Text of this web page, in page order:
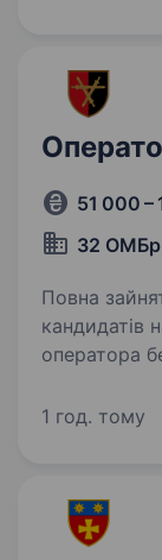
51 000 –
32
Повна зайнятість. 405 ОСБ
кандидатів
оператора
рішенням у
1 год. тому